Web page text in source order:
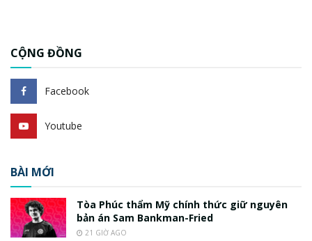
CỘNG ĐỒNG
Facebook
Youtube
BÀI MỚI
Tòa Phúc thẩm Mỹ chính thức giữ nguyên
bản án Sam Bankman-Fried
21 GIỜ AGO